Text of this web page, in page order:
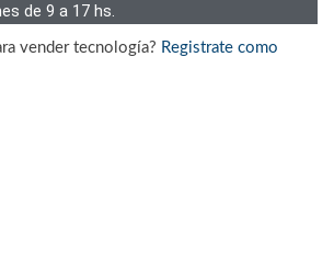
de 9 a 17 hs.
vender tecnología? Registrate como